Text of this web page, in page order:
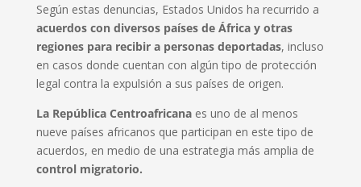
Según estas denuncias, Estados Unidos ha recurrido a
acuerdos con diversos países de África y otras
regiones para recibir a personas deportadas, incluso
en casos donde cuentan con algún tipo de protección
legal contra la expulsión a sus países de origen.
La República Centroafricanaes uno de al menos
nueve países africanos que participan en este tipo de
acuerdos, en medio de una estrategia más amplia de
control migratorio.